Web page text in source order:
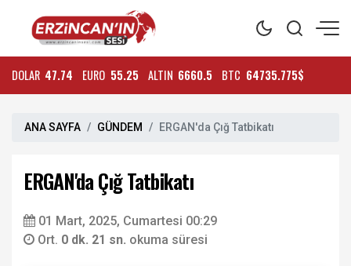
DOLAR 47.74 EURO 55.25 ALTIN 6660.5 BTC 64735.775$
ANA SAYFA GÜNDEM ERGAN'da Çığ Tatbikatı
ERGAN'da Çığ Tatbikatı
01 Mart, 2025, Cumartesi 00:29
Ort. 0 dk. 21 sn. okuma süresi